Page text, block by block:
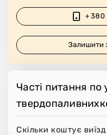
+380
Залишити
Часті питання по
Скільки коштує